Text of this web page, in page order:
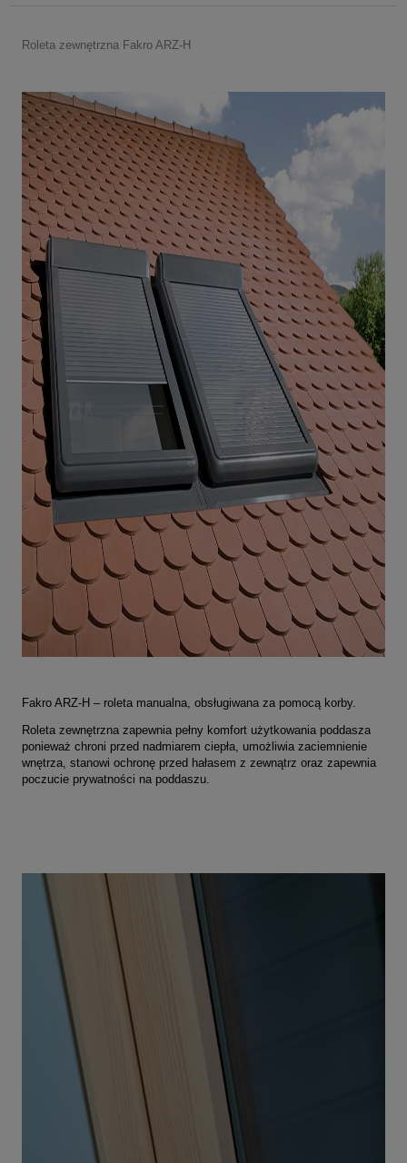
Roleta zewnętrzna Fakro ARZ-H
Fakro ARZ-H – roleta manualna, obsługiwana za pomocą korby.
Roleta zewnętrzna zapewnia pełny komfort użytkowania poddasza
ponieważ chroni przed nadmiarem ciepła, umożliwia zaciemnienie
wnętrza, stanowi ochronę przed hałasem z zewnątrz oraz zapewnia
poczucie prywatności na poddaszu.